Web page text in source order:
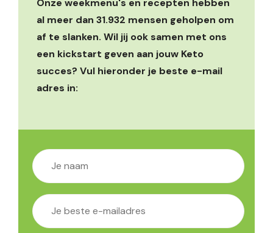
Onze weekmenu's en recepten hebben
al meer dan 31.932 mensen geholpen om
af te slanken. Wil jij ook samen met ons
een kickstart geven aan jouw Keto
succes? Vul hieronder je beste e-mail
adres in: